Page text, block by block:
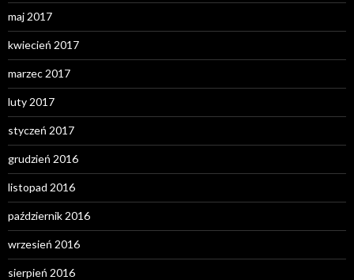
maj 2017
kwiecień 2017
marzec 2017
luty 2017
styczeń 2017
grudzień 2016
listopad 2016
październik 2016
wrzesień 2016
sierpień 2016